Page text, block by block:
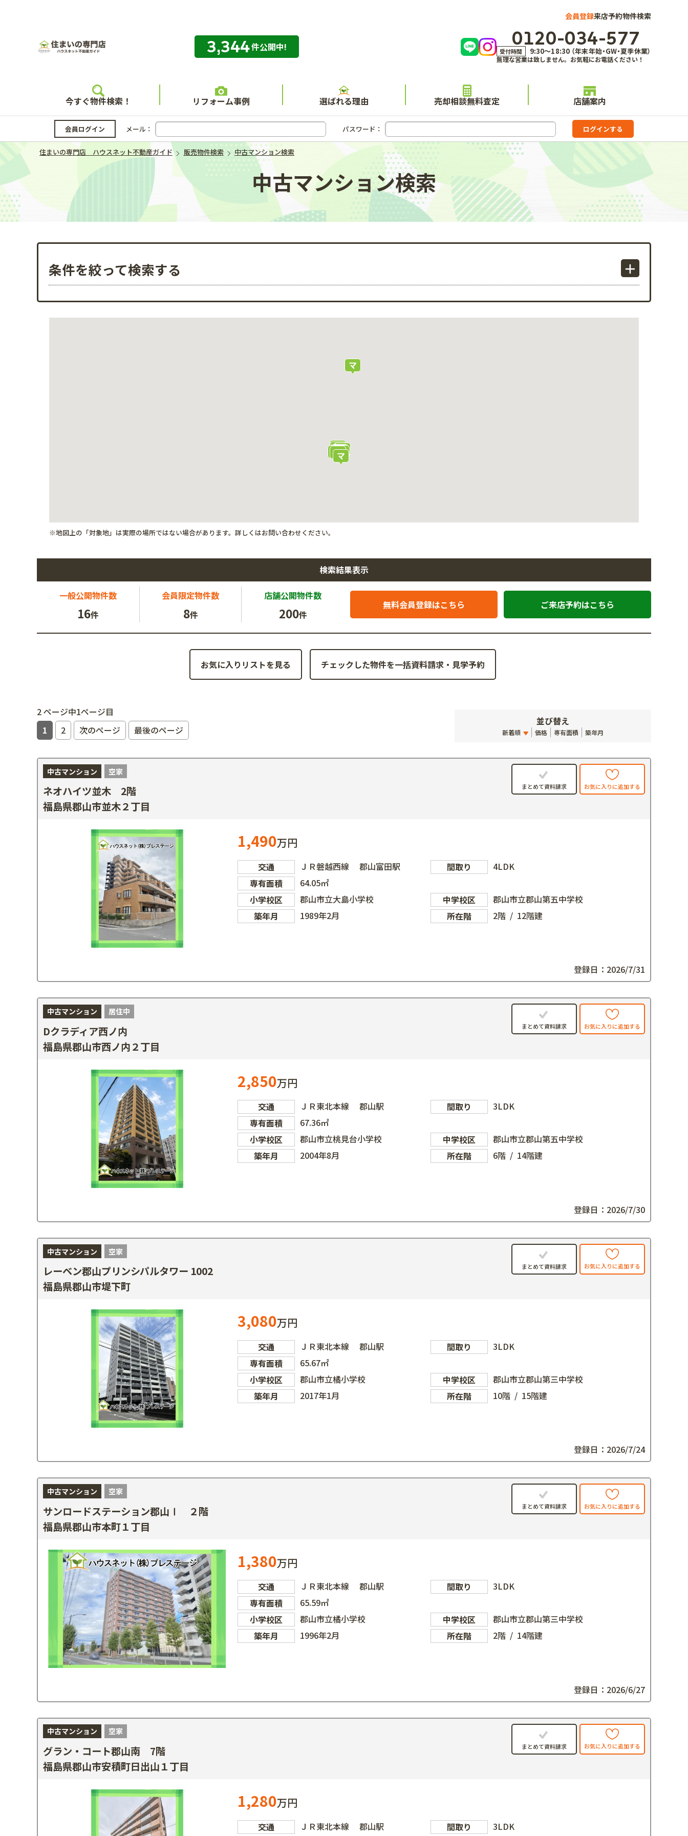
会員登録来店予約物件検索
住まいの専門店 ハウスネット不動産ガイド
3,344件公開中! 0120-034-577
受付時間 9:30～18:30 （年末年始・GW・夏季休業）
無理な営業は致しません。お気軽にお電話ください！
今すぐ物件検索！ リフォーム事例 選ばれる理由 売却相談無料査定 店舗案内
会員ログイン メール： パスワード：
住まいの専門店 ハウスネット不動産ガイド 販売物件検索 中古マンション検索
中古マンション検索
条件を絞って検索する
※地図上の「対象地」は実際の場所ではない場合があります。詳しくはお問い合わせください。
検索結果表示
一般公開物件数
16件
会員限定物件数
8件
店舗公開物件数
200件
無料会員登録はこちら ご来店予約はこちら
お気に入りリストを見る
2 ページ中1ページ目
1
2 次のページ 最後のページ
並び替え
新着順 価格 専有面積 築年月
中古マンション 空家
ネオハイツ並木 2階
福島県郡山市並木２丁目
まとめて資料請求 お気に入りに追加する
1,490万円
交通 ＪＲ磐越西線 郡山富田駅 間取り
4LDK
専有面積
64.05㎡
小学校区
郡山市立大島小学校 中学校区
郡山市立郡山第五中学校
築年月
1989年2月 所在階 2階 / 12階建
登録日：2026/7/31
中古マンション 居住中
Dクラディア西ノ内
福島県郡山市西ノ内２丁目
まとめて資料請求 お気に入りに追加する
2,850万円
交通 ＪＲ東北本線 郡山駅 間取り
3LDK
専有面積
67.36㎡
小学校区
郡山市立桃見台小学校 中学校区
郡山市立郡山第五中学校
築年月
2004年8月 所在階 6階 / 14階建
登録日：2026/7/30
中古マンション 空家
レーベン郡山プリンシパルタワー 1002
福島県郡山市堤下町
まとめて資料請求 お気に入りに追加する
3,080万円
交通 ＪＲ東北本線 郡山駅 間取り
3LDK
専有面積
65.67㎡
小学校区
郡山市立橘小学校 中学校区
郡山市立郡山第三中学校
築年月
2017年1月 所在階 10階 / 15階建
登録日：2026/7/24
中古マンション 空家
サンロードステーション郡山Ⅰ ２階
福島県郡山市本町１丁目
まとめて資料請求 お気に入りに追加する
1,380万円
交通 ＪＲ東北本線 郡山駅 間取り
3LDK
専有面積
65.59㎡
小学校区
郡山市立橘小学校 中学校区
郡山市立郡山第三中学校
築年月
1996年2月 所在階 2階 / 14階建
登録日：2026/6/27
中古マンション 空家
グラン・コート郡山南 7階
福島県郡山市安積町日出山１丁目
まとめて資料請求 お気に入りに追加する
1,280万円
交通 ＪＲ東北本線 郡山駅 間取り 3LDK